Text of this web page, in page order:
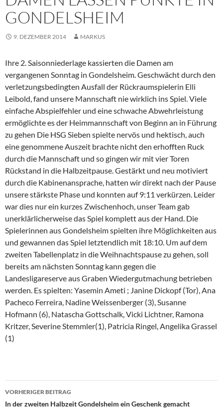
GONDELSHEIM
9. DEZEMBER 2014 MARKUS
Ihre 2. Saisonniederlage kassierten die Damen am
vergangenen Sonntag in Gondelsheim. Geschwächt durch den
verletzungsbedingten Ausfall der Rückraumspielerin Elli
Leibold, fand unsere Mannschaft nie wirklich ins Spiel. Viele
einfache Abspielfehler und eine schwache Abwehrleistung
ermöglichte es der Heimmannschaft von Beginn an in Führung
zu gehen Die HSG Sieben spielte nervös und hektisch, auch
eine genommene Auszeit brachte nicht den erhofften Ruck
durch die Mannschaft und so gingen wir mit vier Toren
Rückstand in die Halbzeitpause. Gestärkt und neu motiviert
durch die Kabinenansprache, hatten wir direkt nach der Pause
unsere stärkste Phase und konnten auf 9:11 verkürzen. Leider
war dies nur ein kurzes Zwischenhoch, unser Team gab
unerklärlicherweise das Spiel komplett aus der Hand. Die
Spielerinnen aus Gondelsheim spielten ihre Möglichkeiten aus
und gewannen das Spiel letztendlich mit 18:10. Um auf dem
zweiten Tabellenplatz in die Weihnachtspause zu gehen, soll
bereits am nächsten Sonntag kann gegen die
Landesligareserve aus Graben Wiedergutmachung betrieben
werden. Es spielten: Yasemin Ameti ; Janine Dickopf (Tor), Ana
Pacheco Ferreira, Nadine Weissenberger (3), Susanne
Hofmann (6), Natascha Gottschalk, Vicki Lichtner, Ramona
Kritzer, Severine Stemmler(1), Patricia Ringel, Angelika Grassel
(1)
Beitragsnavigation
VORHERIGER BEITRAG
In der zweiten Halbzeit Gondelsheim ein Geschenk gemacht